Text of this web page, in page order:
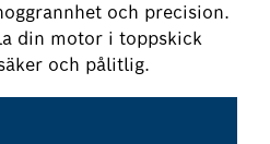
och precision.
din motor i toppskick
och pålitlig.